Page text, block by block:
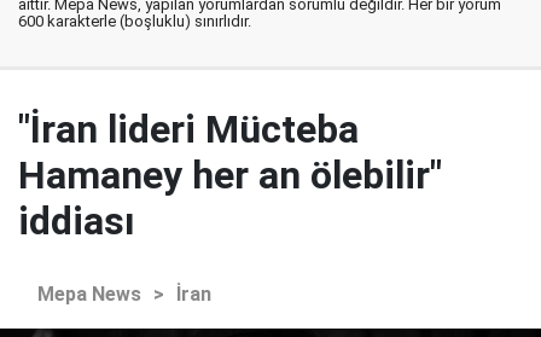
aittir. Mepa News, yapılan yorumlardan sorumlu değildir. Her bir yorum
600 karakterle (boşluklu) sınırlıdır.
"İran lideri Mücteba
Hamaney her an ölebilir"
iddiası
Mepa News > İran